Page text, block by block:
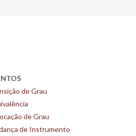
de Grau
de Grau
de Instrumento